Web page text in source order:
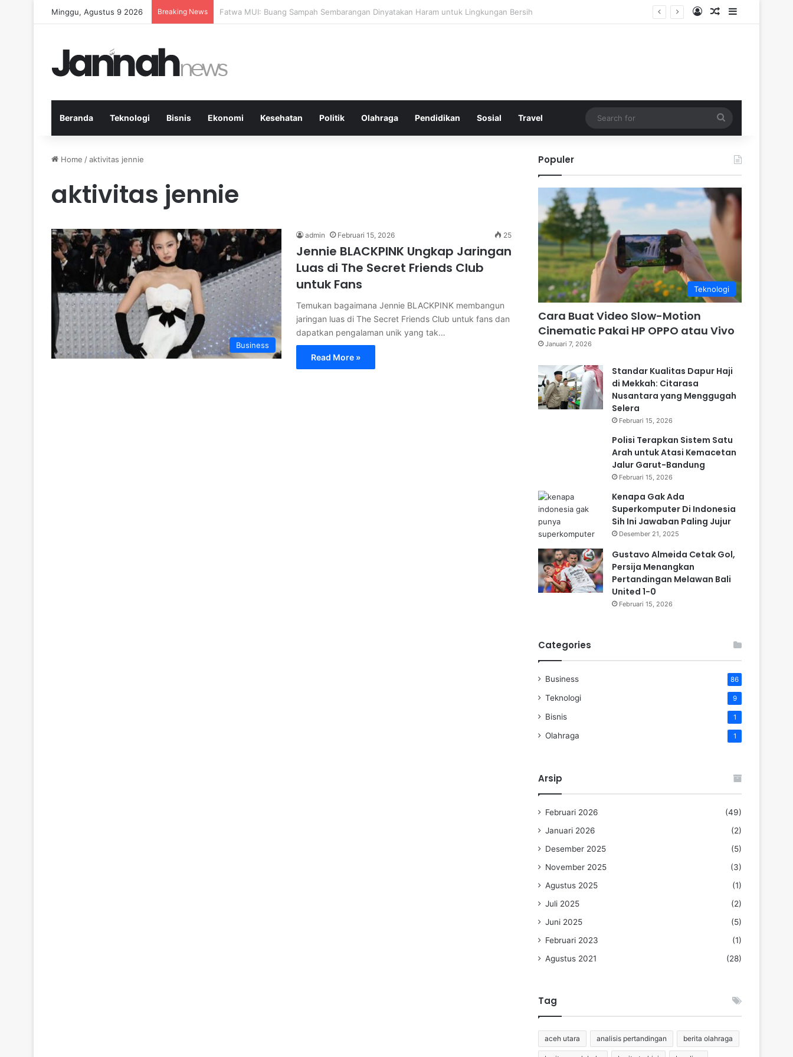
Minggu, Agustus 9 2026 Breaking News Pep Guardiola Bergembira Memiliki John Stones Kembali di Timnya Log InRandom Article
Sidebar
Beranda Teknologi Bisnis Ekonomi Kesehatan Politik Olahraga Pendidikan Sosial Travel
for
Home /aktivitas jennie
aktivitas jennie
Business
admin Februari 15, 2026 25
Jennie BLACKPINK Ungkap Jaringan
Luas di The Secret Friends Club
untuk Fans
Temukan bagaimana Jennie BLACKPINK membangun
jaringan luas di The Secret Friends Club untuk fans dan
dapatkan pengalaman unik yang tak…
Read More »
Populer
Teknologi
Cara Buat Video Slow-Motion
Cinematic Pakai HP OPPO atau Vivo
Januari 7, 2026
Standar Kualitas Dapur Haji
di Mekkah: Citarasa
Nusantara yang Menggugah
Selera
Februari 15, 2026
Polisi Terapkan Sistem Satu
Arah untuk Atasi Kemacetan
Jalur Garut-Bandung
Februari 15, 2026
Kenapa Gak Ada
Superkomputer Di Indonesia
Sih Ini Jawaban Paling Jujur
Desember 21, 2025
Gustavo Almeida Cetak Gol,
Persija Menangkan
Pertandingan Melawan Bali
United 1-0
Februari 15, 2026
Categories
Business 86
Teknologi 9
Bisnis 1
Olahraga 1
Arsip
Februari 2026
(49)
Januari 2026
(2)
Desember 2025
(5)
November 2025
(3)
Agustus 2025
(1)
Juli 2025
(2)
Juni 2025
(5)
Februari 2023
(1)
Agustus 2021
(28)
Tag
aceh utara analisis pertandingan berita olahraga